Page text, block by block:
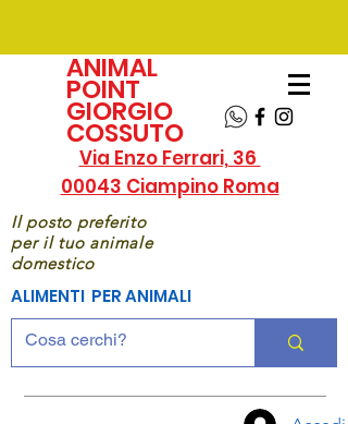
ANIMAL
POINT
GIORGIO
COSSUTO
Via Enzo Ferrari, 36
00043 Ciampino Roma
Il posto preferito
per il tuo animale
domestico
ALIMENTI PER ANIMALI